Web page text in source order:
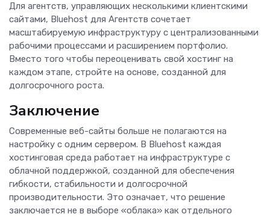
Для агентств, управляющих несколькими клиентскими
сайтами, Bluehost для Агентств сочетает
масштабируемую инфраструктуру с централизованными
рабочими процессами и расширением портфолио.
Вместо того чтобы переоценивать свой хостинг на
каждом этапе, стройте на основе, созданной для
долгосрочного роста.
Заключение
Современные веб-сайты больше не полагаются на
настройку с одним сервером. В Bluehost каждая
хостинговая среда работает на инфраструктуре с
облачной поддержкой, созданной для обеспечения
гибкости, стабильности и долгосрочной
производительности. Это означает, что решение
заключается не в выборе «облака» как отдельного